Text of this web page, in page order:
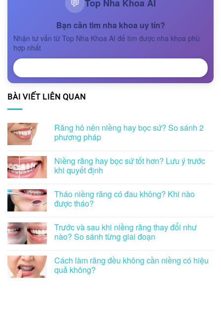
💬 Top Nha Khoa AI
Bạn cần tìm nha khoa uy tín?
Nhận tư vấn từ Top Nha Khoa AI để tìm được nha khoa phù
hợp nhất
BÀI VIẾT LIÊN QUAN
Răng hô nên niềng hay bọc sứ? So sánh 2
phương pháp
Niềng răng hay bọc sứ tốt hơn? Lưu ý trước
khi quyết định
Tháo niềng răng có đau không? Khi nào
được tháo?
Trước và sau khi niềng răng thay đổi như
nào? So sánh từng giai đoạn
Cách làm răng đều không cần niềng có hiệu
quả không?